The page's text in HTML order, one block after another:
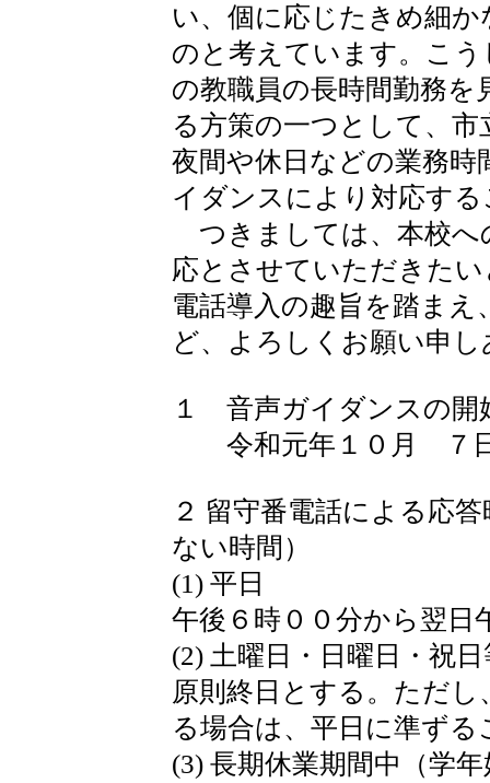
い、個に応じたきめ細
のと考えています。こ
の教職員の長時間勤務を
る方策の一つとして、
夜間や休日などの業務
イダンスにより対応す
つきましては、本校へ
応とさせていただきた
電話導入の趣旨を踏ま
ど、よろしくお願い申
１ 音声ガイダンスの開
令和元年１０月 ７日
２ 留守番電話による応
ない時間）
(1) 平日
午後６時００分から翌日
(2) 土曜日・日曜日・祝日
原則終日とする。ただ
る場合は、平日に準ず
(3) 長期休業期間中（学